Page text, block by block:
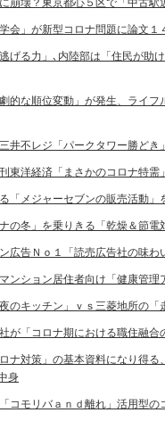
崩壊？東京都心５区で「中古駅
会」が新型コロナ問題に論文１
げる力」､内陸部は「住民が助
的な順位変動」が発生、ライ
井不レジ「パークタワー勝どき
東洋経済「まさかのコロナ特
「メジャーセブンの販売活動」
の冬」を乗りきる「乾燥＆節電
広告Ｎｏ１「読売広告社の味わ
ンション居住者向け「健康管理
のキッチン」ｖｓ三菱地所の「
が「コロナ期における職住融
ナ対策」の基本資料になり得
身
コモリバａｎｄ離れ」活用型の